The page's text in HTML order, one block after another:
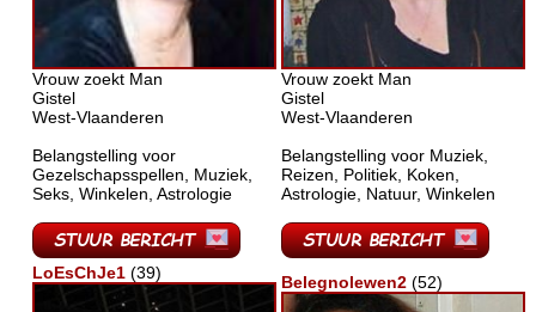
Vrouw zoekt Man
Gistel
West-Vlaanderen
Belangstelling voor
Gezelschapsspellen, Muziek,
Seks, Winkelen, Astrologie
Vrouw zoekt Man
Gistel
West-Vlaanderen
Belangstelling voor Muziek,
Reizen, Politiek, Koken,
Astrologie, Natuur, Winkelen
LoEsChJe1 (39) Belegnolewen2 (52)